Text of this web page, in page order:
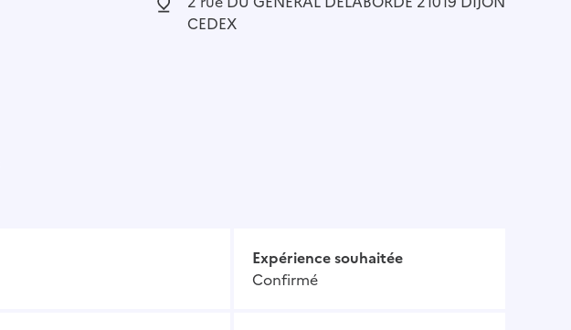
CEDEX
Expérience souhaitée
Confirmé